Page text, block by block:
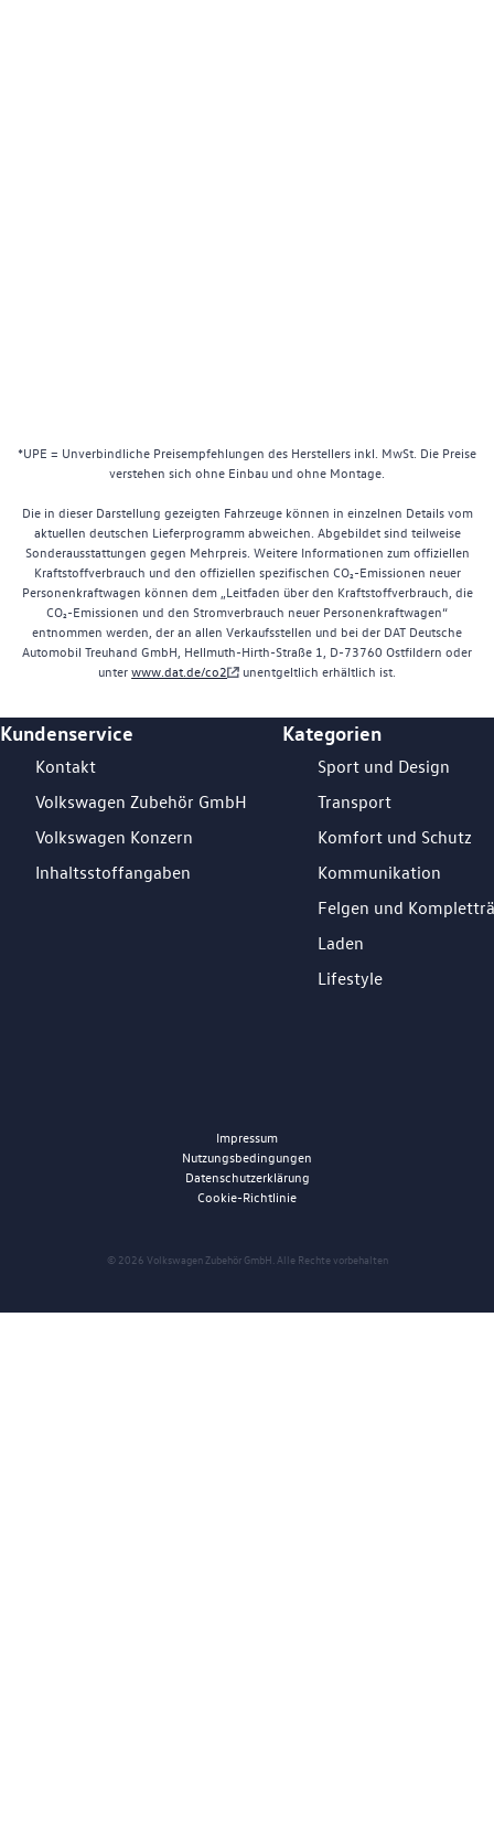
*UPE = Unverbindliche Preisempfehlungen des Herstellers inkl. MwSt. Die Preise
verstehen sich ohne Einbau und ohne Montage.
Die in dieser Darstellung gezeigten Fahrzeuge können in einzelnen Details vom
aktuellen deutschen Lieferprogramm abweichen. Abgebildet sind teilweise
Sonderausstattungen gegen Mehrpreis. Weitere Informationen zum offiziellen
Kraftstoffverbrauch und den offiziellen spezifischen CO₂-Emissionen neuer
Personenkraftwagen können dem „Leitfaden über den Kraftstoffverbrauch, die
CO₂-Emissionen und den Stromverbrauch neuer Personenkraftwagen“
entnommen werden, der an allen Verkaufsstellen und bei der DAT Deutsche
Automobil Treuhand GmbH, Hellmuth-Hirth-Straße 1, D-73760 Ostfildern oder
unterwww.dat.de/co2 unentgeltlich erhältlich ist.
Footer Teaser
Kundenservice
Kontakt
Volkswagen Zubehör GmbH
Volkswagen Konzern
Inhaltsstoffangaben
Kategorien
Sport und Design
Transport
Komfort und Schutz
Kommunikation
Felgen und
Laden
Lifestyle
© 2026 Volkswagen Zubehör GmbH. Alle Rechte vorbehalten
Impressum
Nutzungsbedingungen
Datenschutzerklärung
Cookie-Richtlinie